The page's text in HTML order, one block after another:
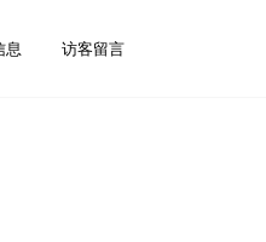
息 访客留言